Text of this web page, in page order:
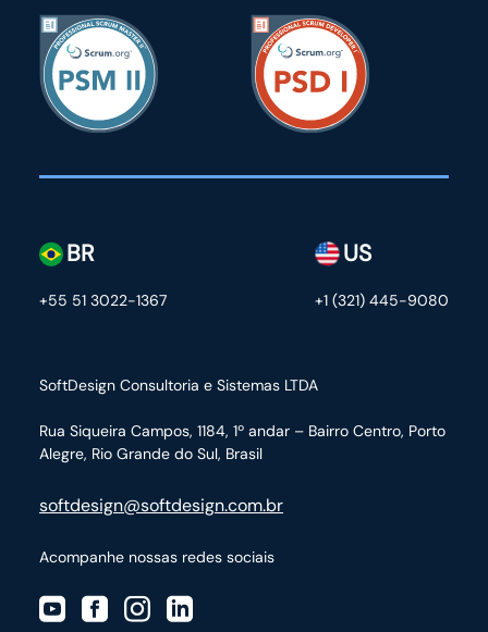
SoftDesign Consultoria e Sistemas LTDA
Rua Siqueira Campos, 1184, 1º andar – Bairro Centro, Porto
Alegre, Rio Grande do Sul, Brasil
softdesign@softdesign.com.br
BR
+55 51 3022-1367
US
+1 (321) 445-9080
Acompanhe nossas redes sociais